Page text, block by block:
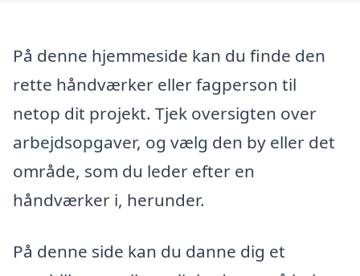
På denne hjemmeside kan du finde den
rette håndværker eller fagperson til
netop dit projekt. Tjek oversigten over
arbejdsopgaver, og vælg den by eller det
område, som du leder efter en
håndværker i, herunder.
På denne side kan du danne dig et